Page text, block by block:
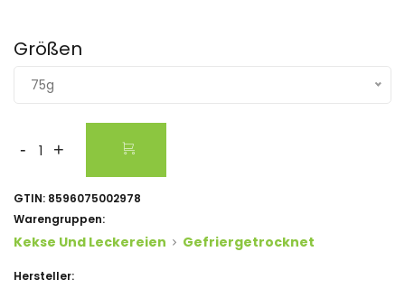
Größen
75g
- +
GTIN: 8596075002978
Warengruppen:
Kekse Und Leckereien Gefriergetrocknet
Hersteller: